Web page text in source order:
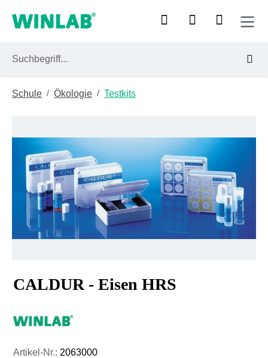
Zum Hauptinhalt springen
Schule / Ökologie / Testkits
CALDUR - Eisen HRS
Artikel-Nr.: 2063000